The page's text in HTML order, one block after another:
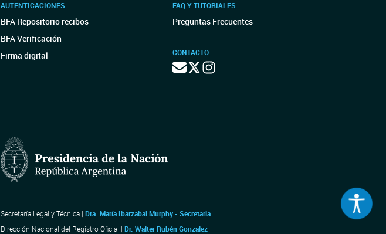
AUTENTICACIONES
BFA Repositorio recibos
BFA Verificación
Firma digital
FAQ Y TUTORIALES
Preguntas Frecuentes
CONTACTO
Secretaría Legal y Técnica | Dra. María Ibarzabal Murphy - Secretaria
Dirección Nacional del Registro Oficial | Dr. Walter Rubén Gonzalez